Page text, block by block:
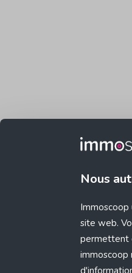
Nous
site web.
permettent
immoscoop